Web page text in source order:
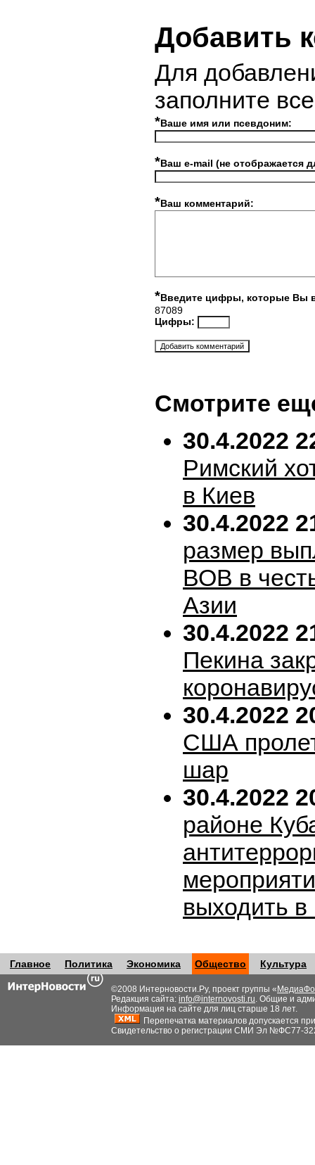
Добавить
Для
заполните
*Ваше имя или псевдоним:
*Ваш e-mail (не отображается
*Ваш комментарий:
*Введите цифры, которые Вы
87089
Цифры:
Смотрите
30.4.2022
Римский
в Киев
30.4.2022
размер
ВОВ в
Азии
30.4.2022
Пекина
30.4.2022
США
шар
30.4.2022
районе
выходить
Главное Политика Экономика Общество Культура
©2008 Интерновости.Ру, проект группы «
Редакция сайта: info@internovosti.ru. Общие и
Информация на сайте для лиц старше 18 лет.
Перепечатка материалов допускается
Свидетельство о регистрации СМИ Эл №ФС77-